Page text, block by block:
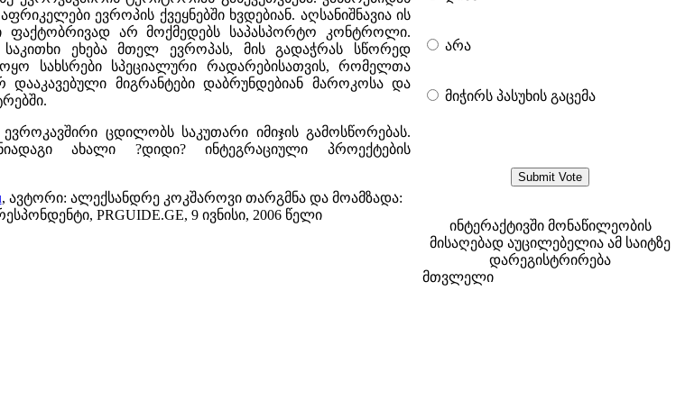
ევროპის ქვეყნებში ხვდებიან. აღსანიშნავია ის
ფაქტობრივად არ მოქმედებს საპასპორტო კონტროლი.
ეხება მთელ ევროპას, მის გადაჭრას სწორედ
სახსრები სპეციალური რადარებისათვის, რომელთა
დააკავებული მიგრანტები დაბრუნდებიან მაროკოსა და
ცდილობს საკუთარი იმიჯის გამოსწორებას.
ახალი ?დიდი? ინტეგრაციული პროექტების
, ავტორი: ალექსანდრე კოკშაროვი თარგმნა და მოამზადა:
PRGUIDE.GE, 9 ივნისი, 2006 წელი
არა
მიჭირს პასუხის გაცემა
ინტერაქტივში მონაწილეობის
მისაღებად აუცილებელია ამ საიტზე
დარეგისტრირება
მთვლელი